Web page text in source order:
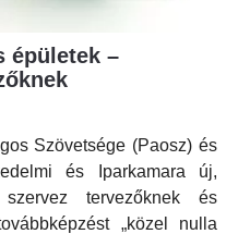
épületek –
Szövetsége (Paosz) és
és Iparkamara új,
szervez tervezőknek és
„közel nulla